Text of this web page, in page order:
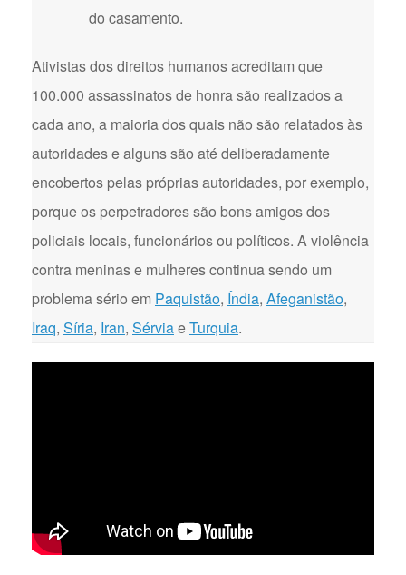
do casamento.
Ativistas dos direitos humanos acreditam que
100.000 assassinatos de honra são realizados a
cada ano, a maioria dos quais não são relatados às
autoridades e alguns são até deliberadamente
encobertos pelas próprias autoridades, por exemplo,
porque os perpetradores são bons amigos dos
policiais locais, funcionários ou políticos. A violência
contra meninas e mulheres continua sendo um
problema sério em Paquistão, Índia, Afeganistão,
Iraq, Síria, Iran, SérviaeTurquia.